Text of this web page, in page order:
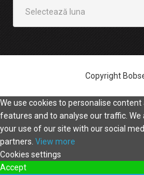
Copyright
We use cookies to personalise
features and to analyse our traffic.
your use of our site with our social
partners. View more
Cookies settings
Accept